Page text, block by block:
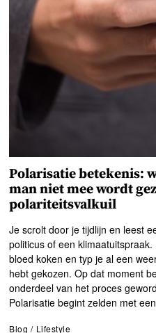
Polarisatie betekenis:
man niet mee wordt
polariteitsvalkuil
Je scrolt door je tijdlijn en leest
politicus of een
bloed koken en typ je al een
hebt gekozen. Op dat moment
onderdeel van het proces
Polarisatie begint zelden met
Blog / Lifestyle